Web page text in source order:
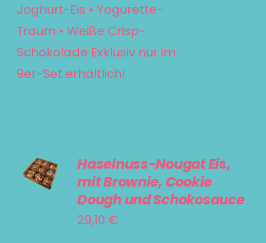
Joghurt-Eis • Yogurette-
Traum • Weiße Crisp-
Schokolade Exklusiv nur im
9er-Set erhältlich!
WARENKORB
/
Haselnuss-Nougat Eis,
mit Brownie, Cookie
Dough und Schokosauce
29,10 €